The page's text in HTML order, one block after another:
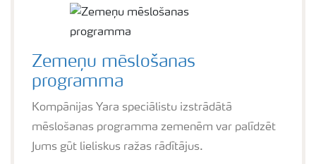
Zemeņu mēslošanas
programma
Kompānijas Yara speciālistu izstrādātā
mēslošanas programma zemenēm var palīdzēt
Jums gūt lieliskus ražas rādītājus.